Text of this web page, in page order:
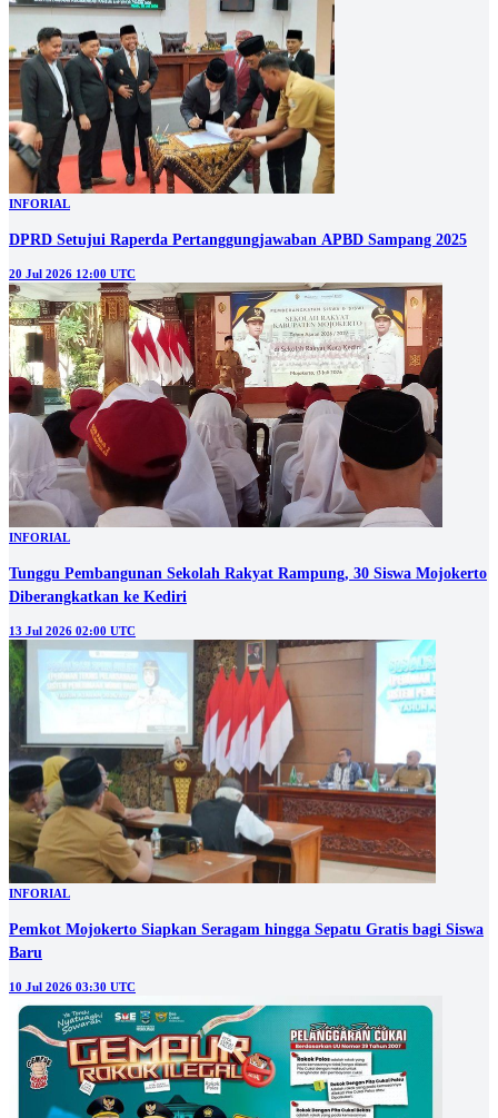
INFORIAL
DPRD Setujui Raperda Pertanggungjawaban APBD Sampang 2025
20 Jul 2026 12:00 UTC
INFORIAL
Tunggu Pembangunan Sekolah Rakyat Rampung, 30 Siswa Mojokerto
Diberangkatkan ke Kediri
13 Jul 2026 02:00 UTC
INFORIAL
Pemkot Mojokerto Siapkan Seragam hingga Sepatu Gratis bagi Siswa
Baru
10 Jul 2026 03:30 UTC